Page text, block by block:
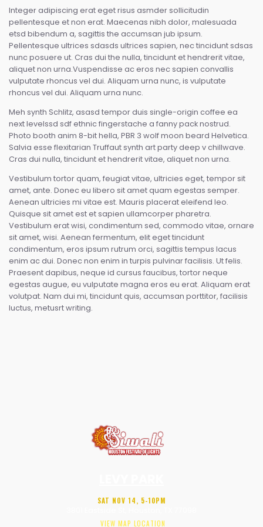
Integer adipiscing erat eget risus asmder sollicitudin
pellentesque et non erat. Maecenas nibh dolor, malesuada
etsd bibendum a, sagittis the accumsan jub ipsum.
Pellentesque ultrices sdasds ultrices sapien, nec tincidunt sdsas
nunc posuere ut. Cras dui the nulla, tincidunt et hendrerit vitae,
aliquet non urna.Vuspendisse ac eros nec sapien convallis
vulputate rhoncus vel dui. Aliquam urna nunc, is vulputate
rhoncus vel dui. Aliquam urna nunc.
Meh synth Schlitz, asasd tempor duis single-origin coffee ea
next levelssd sdf ethnic fingerstache a fanny pack nostrud.
Photo booth anim 8-bit hella, PBR 3 wolf moon beard Helvetica.
Salvia esse flexitarian Truffaut synth art party deep v chillwave.
Cras dui nulla, tincidunt et hendrerit vitae, aliquet non urna.
Vestibulum tortor quam, feugiat vitae, ultricies eget, tempor sit
amet, ante. Donec eu libero sit amet quam egestas semper.
Aenean ultricies mi vitae est. Mauris placerat eleifend leo.
Quisque sit amet est et sapien ullamcorper pharetra.
Vestibulum erat wisi, condimentum sed, commodo vitae, ornare
sit amet, wisi. Aenean fermentum, elit eget tincidunt
condimentum, eros ipsum rutrum orci, sagittis tempus lacus
enim ac dui. Donec non enim in turpis pulvinar facilisis. Ut felis.
Praesent dapibus, neque id cursus faucibus, tortor neque
egestas augue, eu vulputate magna eros eu erat. Aliquam erat
volutpat. Nam dui mi, tincidunt quis, accumsan porttitor, facilisis
luctus, metusrt writing.
SAT NOV 14, 5-10PM
VIEW MAP LOCATION